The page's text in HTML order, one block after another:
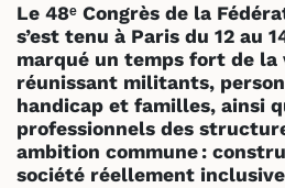
Le 48ᵉ Congrès de la
s’est tenu à Paris du 12 au
marqué un temps fort de la
réunissant militants,
handicap et familles, ainsi
professionnels des
ambition commune :
société réellement